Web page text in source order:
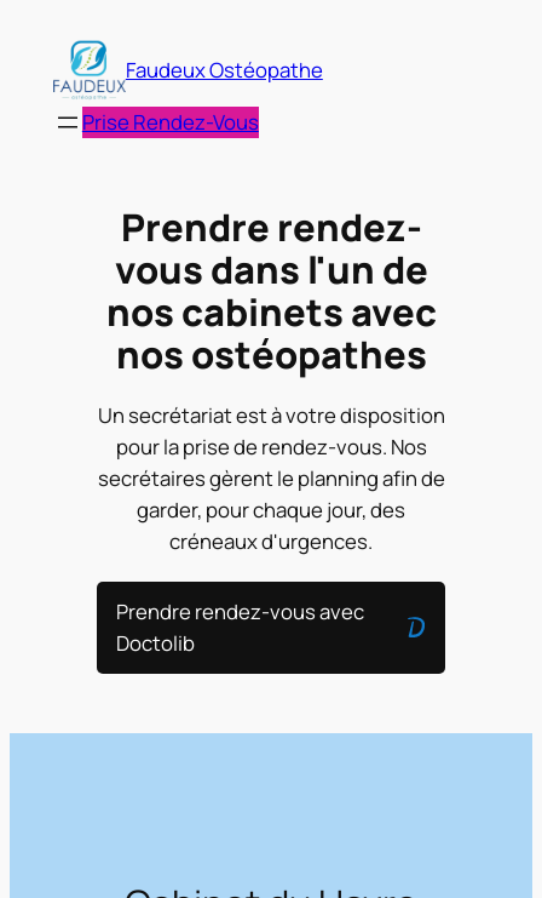
contenu
Faudeux Ostéopathe
Prise Rendez-Vous
Prendre rendez-
vous dans l'un de
nos cabinets avec
nos ostéopathes
Un secrétariat est à votre disposition
pour la prise de rendez-vous. Nos
secrétaires gèrent le planning afin de
garder, pour chaque jour, des
créneaux d'urgences.
Prendre rendez-vous avec
Doctolib